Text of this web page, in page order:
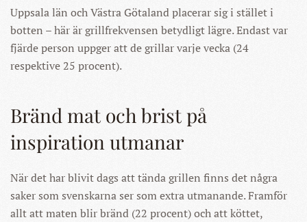
Uppsala län och Västra Götaland placerar sig i stället i
botten – här är grillfrekvensen betydligt lägre. Endast var
fjärde person uppger att de grillar varje vecka (24
respektive 25 procent).
Bränd mat och brist på
inspiration utmanar
När det har blivit dags att tända grillen finns det några
saker som svenskarna ser som extra utmanande. Framför
allt att maten blir bränd (22 procent) och att köttet,